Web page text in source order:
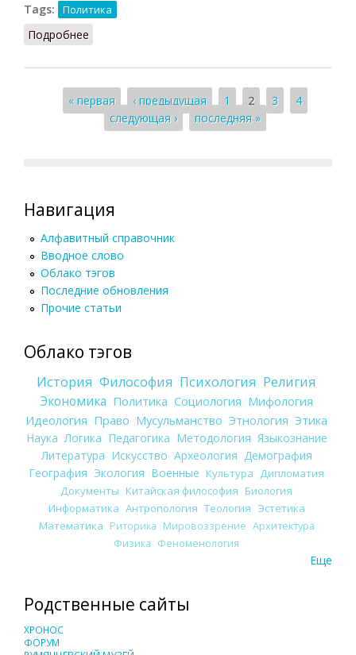
Tags:
Политика
Подробнее
Страницы
« первая ‹ предыдущая 1 2 3
4
следующая ›
последняя »
Навигация
Алфавитный справочник
Вводное слово
Облако тэгов
Последние обновления
Прочие статьи
Облако тэгов
История Философия Психология Религия
Экономика Политика Социология Мифология
Идеология Право Мусульманство Этнология Этика
Наука Логика Педагогика Методология Языкознание
Литература Искусство Археология Демография
География Экология Военные Культура
Дипломатия
Документы Китайская философия Биология
Информатика Антропология Теология Эстетика
Математика Риторика Мировоззрение Архитектура
Физика Феноменология
Еще
Родственные сайты
ХРОНОС
ФОРУМ